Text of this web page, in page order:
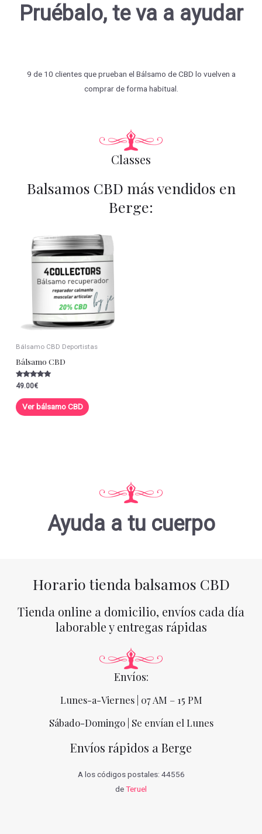
Pruébalo, te va a ayudar
9 de 10 clientes que prueban el Bálsamo de CBD lo vuelven a
comprar de forma habitual.
Classes
Balsamos CBD más vendidos en
Berge:
Bálsamo CBD Deportistas
Bálsamo CBD
Valorado con
5.00
de 5
49.00€
Ver bálsamo CBD
Ayuda a tu cuerpo
Horario tienda balsamos CBD
Tienda online a domicilio, envíos cada día
laborable y entregas rápidas
Envíos:
Lunes-a-Viernes | 07 AM – 15 PM
Sábado-Domingo | Se envían el Lunes
Envíos rápidos a Berge
A los códigos postales: 44556
deTeruel